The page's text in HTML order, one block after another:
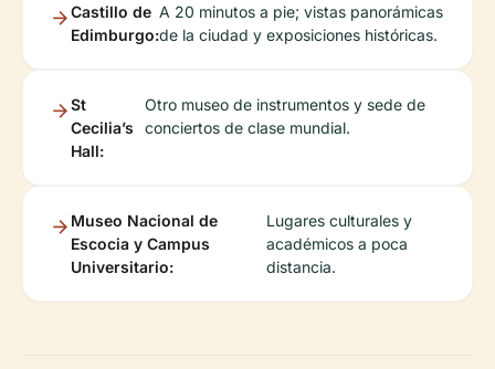
Castillo de
Edimburgo:
A 20 minutos a pie; vistas panorámicas
de la ciudad y exposiciones históricas.
St
Cecilia’s
Hall:
Otro museo de instrumentos y sede de
conciertos de clase mundial.
Museo Nacional de
Escocia y Campus
Universitario:
Lugares culturales y
académicos a poca
distancia.